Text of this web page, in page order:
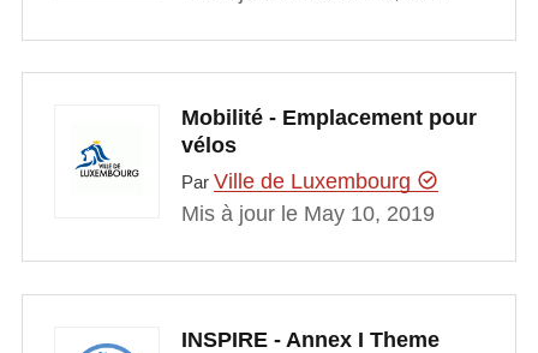
Mobilité - Emplacement pour
vélos
Par Ville de Luxembourg
Mis à jour le May 10, 2019
INSPIRE - Annex I Theme